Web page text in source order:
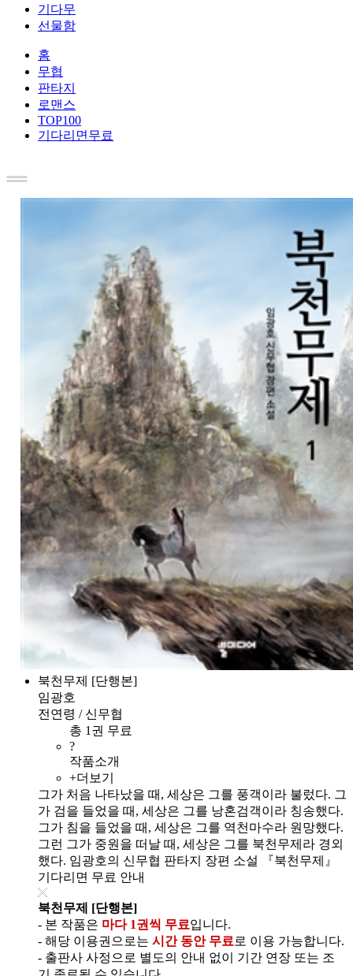
기다무
선물함
홈
무협
판타지
로맨스
TOP100
기다리면무료
북천무제 [단행본]
임광호
전연령 / 신무협
총 1권 무료
?
작품소개
+더보기
그가 처음 나타났을 때, 세상은 그를 풍객이라 불렀다. 그
가 검을 들었을 때, 세상은 그를 낭혼검객이라 칭송했다.
그가 침을 들었을 때, 세상은 그를 역천마수라 원망했다.
그런 그가 중원을 떠날 때, 세상은 그를 북천무제라 경외
했다. 임광호의 신무협 판타지 장편 소설 『북천무제』
기다리면 무료 안내
북천무제 [단행본]
- 본 작품은 마다 1권씩 무료입니다.
- 해당 이용권으로는 시간 동안 무료 로 이용 가능합니다.
- 출판사 사정으로 별도의 안내 없이 기간 연장 또는 조